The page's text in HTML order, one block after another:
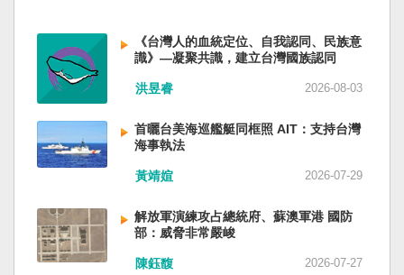
信部部長金壯龍、前中央軍民融合辦常務副主任
雷凡培，都是被不正常免職。 最新的河北黨書記
倪岳峰「另有任用」，應該是與德國之聲與紐約
時報披露張家口對海外人士動態控制平台被登錄
安？ （作者林保華為資深時事評論員）
《台灣人的血統定位、自我認同、民族意
識》—凝聚共識，建立台灣國族認同
洪昱睿 2026-08-03
首曬台美海巡艦艇同框照 AIT：支持台灣
海事執法
黃靖媗 2026-07-29
解放軍演練攻占總統府、蘇澳軍港 國防
部：威脅非常嚴峻
陳鈺馥 2026-07-27